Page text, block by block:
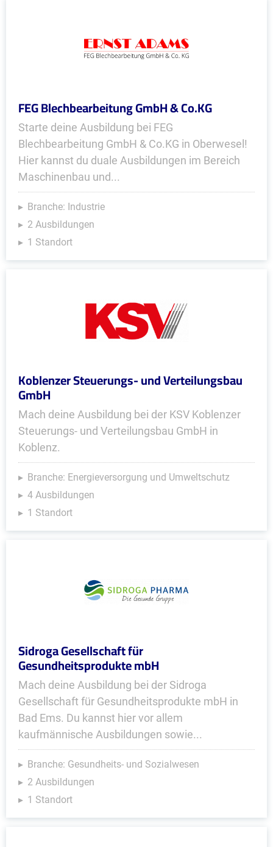
FEG Blechbearbeitung GmbH & Co.KG
Starte deine Ausbildung bei FEG
Blechbearbeitung GmbH & Co.KG in Oberwesel!
Hier kannst du duale Ausbildungen im Bereich
Maschinenbau und...
Branche: Industrie
2 Ausbildungen
1 Standort
Koblenzer Steuerungs- und Verteilungsbau
GmbH
Mach deine Ausbildung bei der KSV Koblenzer
Steuerungs- und Verteilungsbau GmbH in
Koblenz.
Branche: Energieversorgung und Umweltschutz
4 Ausbildungen
1 Standort
Sidroga Gesellschaft für
Gesundheitsprodukte mbH
Mach deine Ausbildung bei der Sidroga
Gesellschaft für Gesundheitsprodukte mbH in
Bad Ems. Du kannst hier vor allem
kaufmännische Ausbildungen sowie...
Branche: Gesundheits- und Sozialwesen
2 Ausbildungen
1 Standort